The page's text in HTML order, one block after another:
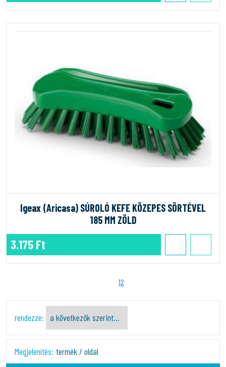
Igeax (Aricasa) SÚROLÓ KEFE KÖZEPES SÖRTÉVEL
185 MM ZÖLD
3.175 Ft
12
rendezze:
Megjelenítés: termék / oldal